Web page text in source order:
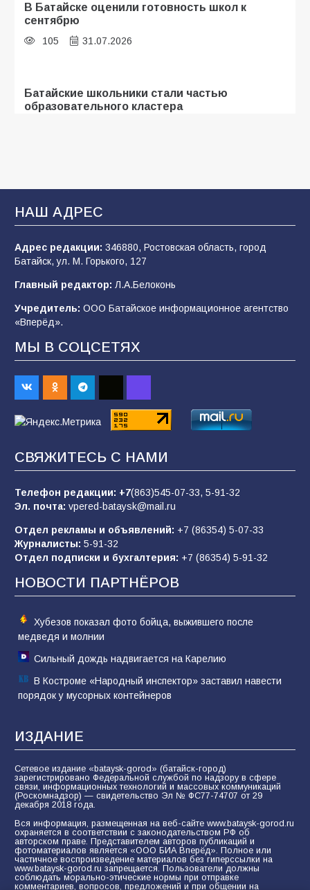
В Батайске оценили готовность школ к
сентябрю
105 31.07.2026
Батайские школьники стали частью
образовательного кластера
деле происходит в армии России в августе
2026 года
97 03.08.2026
«Пургу нести — не поля переходить»: почему
заявления о мобилизации — это
пропагандистский вброс
заявления Киева о мобилизации — это
отчаяние, а не разведка
80 02.08.2026
В России ответили на заявления Зеленского о
новой мобилизации
74 31.07.2026
НАШ АДРЕС
Адрес редакции: 346880, Ростовская область, город
Батайск, ул. М. Горького, 127
Главный редактор: Л.А.Белоконь
Учредитель: ООО Батайское информационное агентство
«Вперёд».
МЫ В СОЦСЕТЯХ
СВЯЖИТЕСЬ С НАМИ
Телефон редакции: +7(863)545-07-33, 5-91-32
Эл. почта: vpered-bataysk@mail.ru
Отдел рекламы и объявлений: +7 (86354) 5-07-33
Журналисты: 5-91-32
Отдел подписки и бухгалтерия: +7 (86354) 5-91-32
НОВОСТИ ПАРТНЁРОВ
Хубезов показал фото бойца, выжившего после
медведя и молнии
Сильный дождь надвигается на Карелию
В Костроме «Народный инспектор» заставил навести
порядок у мусорных контейнеров
ИЗДАНИЕ
Сетевое издание «bataysk-gorod» (батайск-город)
зарегистрировано Федеральной службой по надзору в сфере
связи, информационных технологий и массовых коммуникаций
(Роскомнадзор) — свидетельство Эл № ФС77-74707 от 29
декабря 2018 года.
Вся информация, размещенная на веб-сайте www.bataysk-gorod.ru
охраняется в соответствии с законодательством РФ об
авторском праве. Представителем авторов публикаций и
фотоматериалов является «ООО БИА Вперёд». Полное или
частичное воспроизведение материалов без гиперссылки на
www.bataysk-gorod.ru запрещается. Пользователи должны
соблюдать морально-этические нормы при отправке
комментариев, вопросов, предложений и при общении на